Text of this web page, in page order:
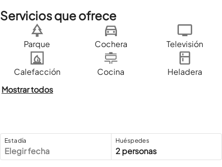
Servicios que ofrece
Parque Cochera Televisión
Calefacción Cocina
Heladera
Mostrar todos
Estadía
Elegir fecha
Huéspedes
2 personas